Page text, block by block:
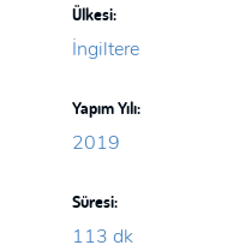
Ülkesi:
İngiltere
Yapım Yılı:
2019
Süresi:
113 dk